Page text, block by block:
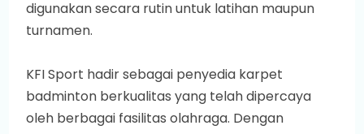
digunakan secara rutin untuk latihan maupun
turnamen.
KFI Sport hadir sebagai penyedia karpet
badminton berkualitas yang telah dipercaya
oleh berbagai fasilitas olahraga. Dengan